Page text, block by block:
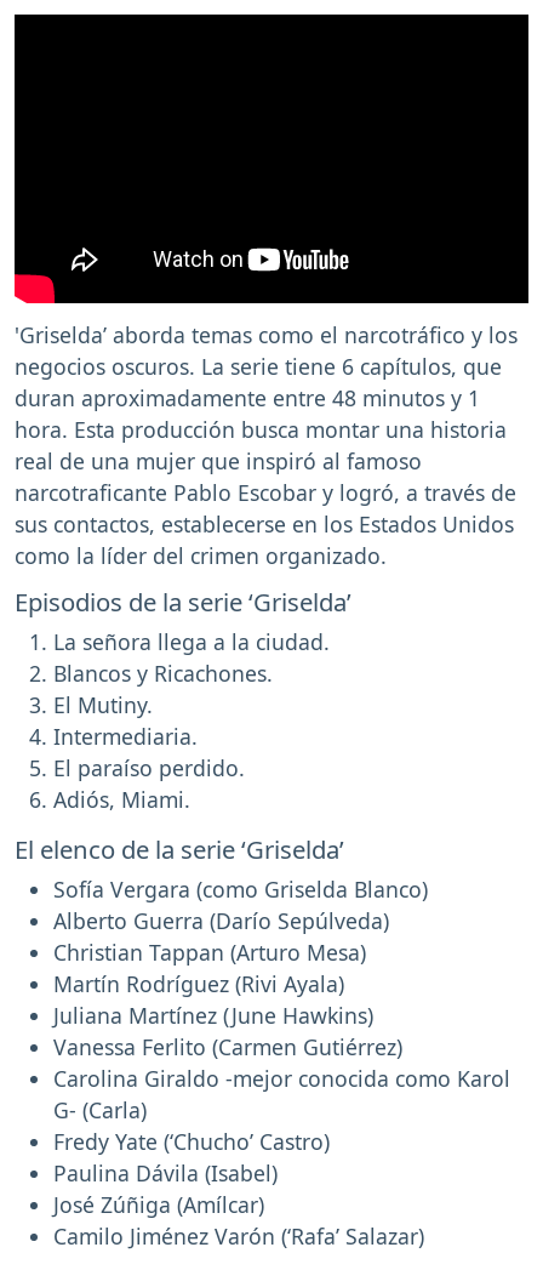
'Griselda’ aborda temas como el narcotráfico y los
negocios oscuros. La serie tiene 6 capítulos, que
duran aproximadamente entre 48 minutos y 1
hora. Esta producción busca montar una historia
real de una mujer que inspiró al famoso
narcotraficante Pablo Escobar y logró, a través de
sus contactos, establecerse en los Estados Unidos
como la líder del crimen organizado.
Episodios de la serie ‘Griselda’
La señora llega a la ciudad.
Blancos y Ricachones.
El Mutiny.
Intermediaria.
El paraíso perdido.
Adiós, Miami.
El elenco de la serie ‘Griselda’
Sofía Vergara (como Griselda Blanco)
Alberto Guerra (Darío Sepúlveda)
Christian Tappan (Arturo Mesa)
Martín Rodríguez (Rivi Ayala)
Juliana Martínez (June Hawkins)
Vanessa Ferlito (Carmen Gutiérrez)
Carolina Giraldo -mejor conocida como Karol
G- (Carla)
Fredy Yate (‘Chucho’ Castro)
Paulina Dávila (Isabel)
José Zúñiga (Amílcar)
Camilo Jiménez Varón (‘Rafa’ Salazar)